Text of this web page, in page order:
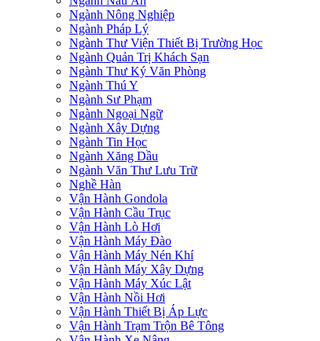
Ngành Nông Nghiệp
Ngành Pháp Lý
Ngành Thư Viện Thiết Bị Trường Học
Ngành Quản Trị Khách Sạn
Ngành Thư Ký Văn Phòng
Ngành Thú Y
Ngành Sư Phạm
Ngành Ngoại Ngữ
Ngành Xây Dựng
Ngành Tin Học
Ngành Xăng Dầu
Ngành Văn Thư Lưu Trữ
Nghề Hàn
Vận Hành Gondola
Vận Hành Cầu Trục
Vận Hành Lò Hơi
Vận Hành Máy Đào
Vận Hành Máy Nén Khí
Vận Hành Máy Xây Dựng
Vận Hành Máy Xúc Lật
Vận Hành Nồi Hơi
Vận Hành Thiết Bị Áp Lực
Vận Hành Trạm Trộn Bê Tông